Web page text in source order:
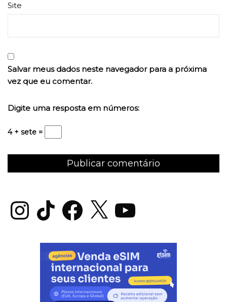
Site
Salvar meus dados neste navegador para a próxima
vez que eu comentar.
Digite uma resposta em números:
4 + sete =
InstagramTikTok Facebook
X YouTube